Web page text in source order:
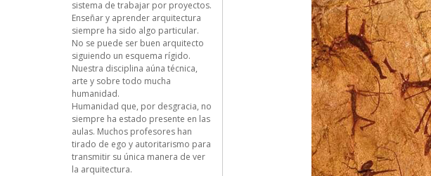
sistema de trabajar por proyectos.
Enseñar y aprender arquitectura
siempre ha sido algo particular.
No se puede ser buen arquitecto
siguiendo un esquema rígido.
Nuestra disciplina aúna técnica,
arte y sobre todo mucha
humanidad.
Humanidad que, por desgracia, no
siempre ha estado presente en las
aulas. Muchos profesores han
tirado de ego y autoritarismo para
transmitir su única manera de ver
la arquitectura.